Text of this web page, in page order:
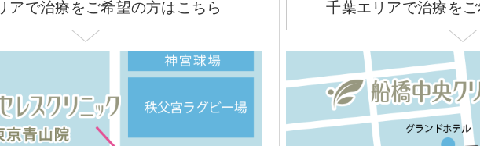
アで治療をご希望の方はこちら 千葉エリアで治療を